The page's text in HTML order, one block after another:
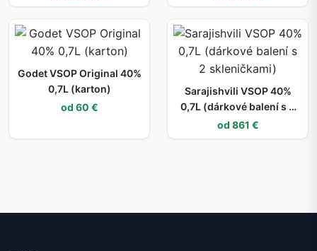
Godet VSOP Original 40%
0,7L (karton)
od 60 €
Sarajishvili VSOP 40%
0,7L (dárkové balení s 2
skleničkami)
od 861 €